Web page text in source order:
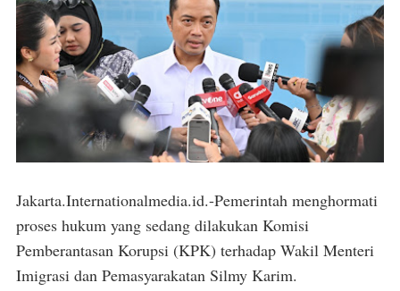
Jakarta.Internationalmedia.id.-Pemerintah menghormati
proses hukum yang sedang dilakukan Komisi
Pemberantasan Korupsi (KPK) terhadap Wakil Menteri
Imigrasi dan Pemasyarakatan Silmy Karim.